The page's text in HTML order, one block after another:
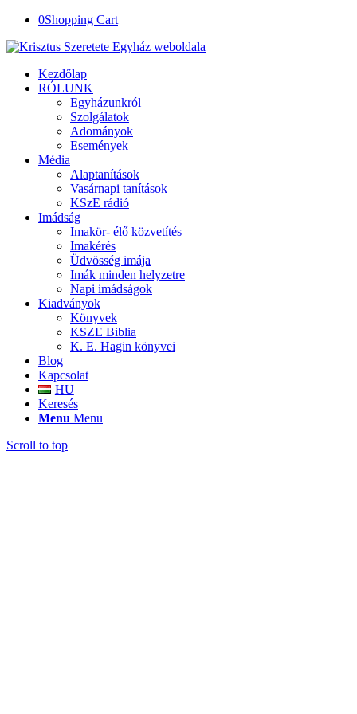
0Shopping Cart
Kezdőlap
RÓLUNK
Egyházunkról
Szolgálatok
Adományok
Események
Média
Alaptanítások
Vasárnapi tanítások
KSzE rádió
Imádság
Imakör- élő közvetítés
Imakérés
Üdvösség imája
Imák minden helyzetre
Napi imádságok
Kiadványok
Könyvek
KSZE Biblia
K. E. Hagin könyvei
Blog
Kapcsolat
HU
Keresés
Menu Menu
Scroll to top